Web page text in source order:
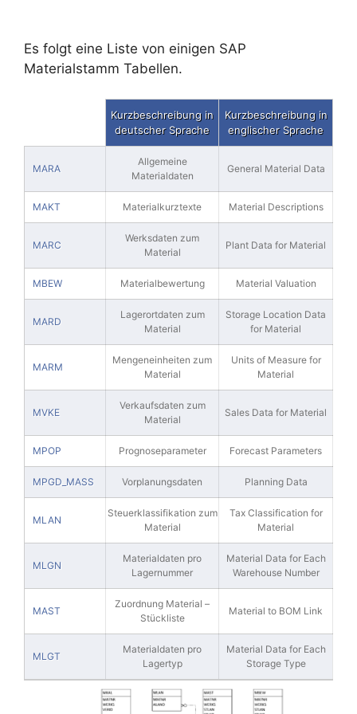
Es folgt eine Liste von einigen SAP
Materialstamm Tabellen.
Kurzbeschreibung in
deutscher Sprache
Kurzbeschreibung in
englischer Sprache
MARA
Allgemeine
Materialdaten
General Material Data
MAKT Materialkurztexte Material Descriptions
MARC
Werksdaten zum
Material
Plant Data for Material
MBEW Materialbewertung Material Valuation
MARD
Lagerortdaten zum
Material
Storage Location Data
for Material
MARM
Mengeneinheiten zum
Material
Units of Measure for
Material
MVKE
Verkaufsdaten zum
Material
Sales Data for Material
MPOP Prognoseparameter Forecast Parameters
MPGD_MASS Vorplanungsdaten Planning Data
MLAN
Steuerklassifikation zum
Material
Tax Classification for
Material
MLGN
Materialdaten pro
Lagernummer
Material Data for Each
Warehouse Number
MAST
Zuordnung Material –
Stückliste
Material to BOM Link
MLGT
Materialdaten pro
Lagertyp
Material Data for Each
Storage Type